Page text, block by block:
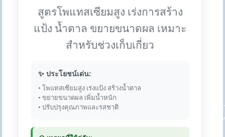
สูตรโพแทสเซียมสูง เร่งการสร้าง
แป้ง น้ำตาล ขยายขนาดผล เหมาะ
สำหรับช่วงเก็บเกี่ยว
✨ ประโยชน์เด่น:
• โพแทสเซียมสูง เร่งแป้ง สร้างน้ำตาล
• ขยายขนาดผล เพิ่มน้ำหนัก
• ปรับปรุงคุณภาพและรสชาติ